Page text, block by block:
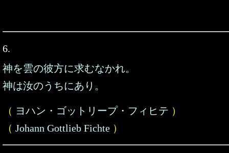
6.
神を雲の彼方に求むなかれ。
神は汝のうちにあり。
（ ヨハン・ゴットリープ・フィヒテ ）
（ Johann Gottlieb Fichte ）